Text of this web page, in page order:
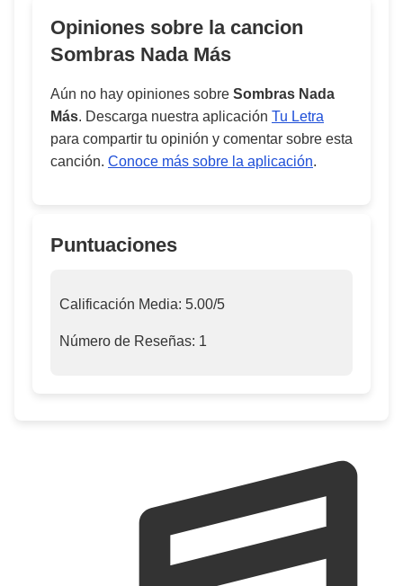
Opiniones sobre la cancion
Sombras Nada Más
Aún no hay opiniones sobre Sombras Nada
Más. Descarga nuestra aplicación Tu Letra
para compartir tu opinión y comentar sobre esta
canción. Conoce más sobre la aplicación.
Puntuaciones
Calificación Media: 5.00/5
Número de Reseñas: 1